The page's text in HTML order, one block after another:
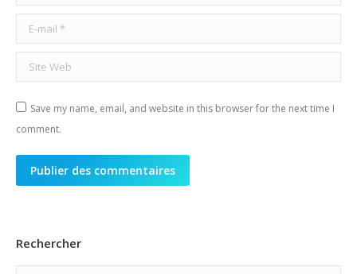
E-mail *
Site Web
Save my name, email, and website in this browser for the next time I
comment.
Publier des commentaires
Rechercher